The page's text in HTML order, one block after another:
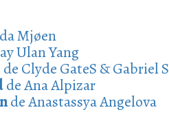
Mjøen
Ulan Yang
de Clyde GateS & Gabriel
de Ana Alpizar
de Anastassya Angelova